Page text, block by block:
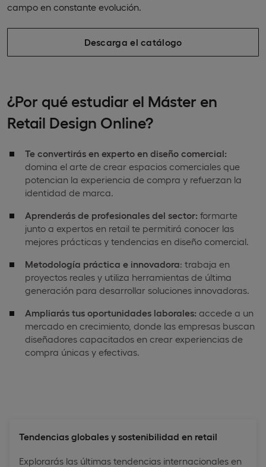
campo en constante evolución.
Descarga el catálogo
¿Por qué estudiar el Máster en
Retail Design Online?
Te convertirás en experto en diseño comercial:
domina el arte de crear espacios comerciales que
potencian la experiencia de compra y refuerzan la
identidad de marca.
Aprenderás de profesionales del sector: formarte
junto a expertos en retail te permitirá conocer las
mejores prácticas y tendencias en diseño comercial.
Metodología práctica e innovadora: trabaja en
proyectos reales y utiliza herramientas de última
generación para desarrollar soluciones innovadoras.
Ampliarás tus oportunidades laborales: accede a un
mercado en crecimiento, donde las empresas buscan
diseñadores capacitados en crear experiencias de
compra únicas y efectivas.
Tendencias globales y sostenibilidad en retail
Explorarás las últimas tendencias internacionales en